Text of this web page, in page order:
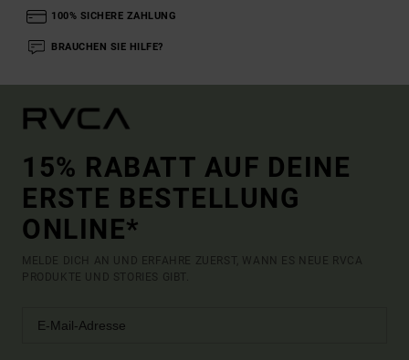
100% SICHERE ZAHLUNG
BRAUCHEN SIE HILFE?
15% RABATT AUF DEINE
ERSTE BESTELLUNG
ONLINE*
MELDE DICH AN UND ERFAHRE ZUERST, WANN ES NEUE RVCA
PRODUKTE UND STORIES GIBT.